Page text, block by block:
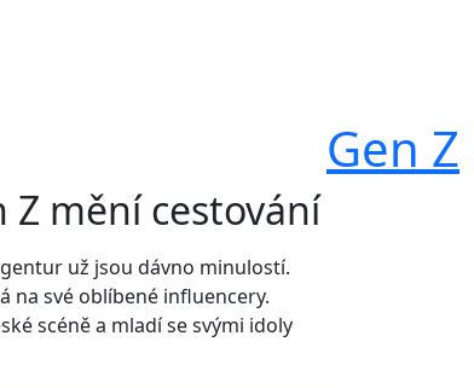
Gen Z
Z mění cestování
už jsou dávno minulostí.
na své oblíbené influencery.
scéně a mladí se svými idoly